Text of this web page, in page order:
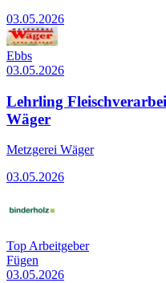
03.05.2026
Ebbs
03.05.2026
Lehrling
Wäger
Metzgerei Wäger
03.05.2026
Top Arbeitgeber
Fügen
03.05.2026